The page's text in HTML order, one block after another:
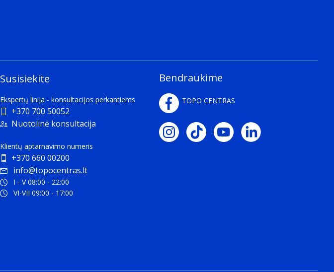
Susisiekite
Ekspertų linija - konsultacijos perkantiems
+370 700 50052
Nuotolinė konsultacija
Klientų aptarnavimo numeris
+370 660 00200
info@topocentras.lt
I - V 08:00 - 22:00
VI-VII 09:00 - 17:00
Bendraukime
TOPO CENTRAS